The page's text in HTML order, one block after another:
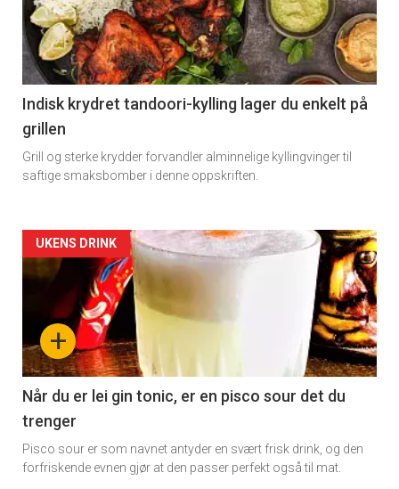
Få ukentlige nyhetsbrev fra
Apéritif
Vi tilbyr flere ukentlige nyhetsbrev. Du
kan fritt velge hvilke du ønsker å få
tilsendt.
Registrer deg
-
section
11
Indisk krydret tandoori-kylling lager du enkelt på
grillen
Grill og sterke krydder forvandler alminnelige kyllingvinger til
saftige smaksbomber i denne oppskriften.
Artikler
detail
section
11
Dagens
rett
+
UKENS DRINK
Når du er lei gin tonic, er en pisco sour det du
trenger
Pisco sour er som navnet antyder en svært frisk drink, og den
forfriskende evnen gjør at den passer perfekt også til mat.